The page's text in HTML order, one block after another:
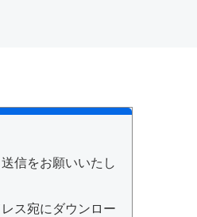
信をお願いいたし
ス宛にダウンロー